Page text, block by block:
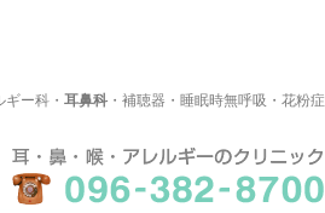
ギー科・ 耳鼻科 ・補聴器・睡眠時無呼吸・花粉症